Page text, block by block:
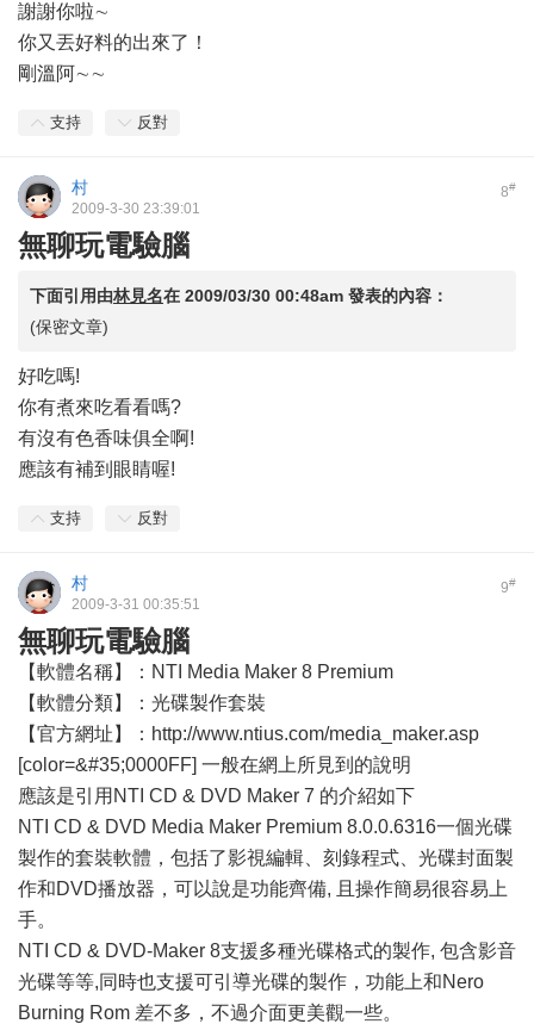
謝謝你啦∼
你又丟好料的出來了！
剛溫阿∼∼
支持 反對
8#
村
2009-3-30 23:39:01
無聊玩電驗腦
下面引用由林見名在 2009/03/30 00:48am 發表的內容：
(保密文章)
好吃嗎!
你有煮來吃看看嗎?
有沒有色香味俱全啊!
應該有補到眼睛喔!
支持 反對
9#
村
2009-3-31 00:35:51
無聊玩電驗腦
【軟體名稱】：NTI Media Maker 8 Premium
【軟體分類】：光碟製作套裝
【官方網址】：http://www.ntius.com/media_maker.asp
[color=&#35;0000FF] 一般在網上所見到的說明
應該是引用NTI CD & DVD Maker 7 的介紹如下
NTI CD & DVD Media Maker Premium 8.0.0.6316一個光碟
製作的套裝軟體，包括了影視編輯、刻錄程式、光碟封面製
作和DVD播放器，可以說是功能齊備, 且操作簡易很容易上
手。
NTI CD & DVD-Maker 8支援多種光碟格式的製作, 包含影音
光碟等等,同時也支援可引導光碟的製作，功能上和Nero
Burning Rom 差不多，不過介面更美觀一些。